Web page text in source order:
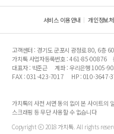
서비스 이용안내 개인정보
고객센터 : 경기도 군포시 광정로 80, 6층
가치톡 사업자등록번호 : 461-85-00876
대표자 : 박준근
계좌 : 우리은행 1005-
FAX : 031-423-7017
HP : 010-3647-
가치톡의 사전 서면 동의 없이 본 사이트의
스크래핑 등 무단 사용할 수 없습니다
Copyright ⓒ 2018 가치톡. All rights